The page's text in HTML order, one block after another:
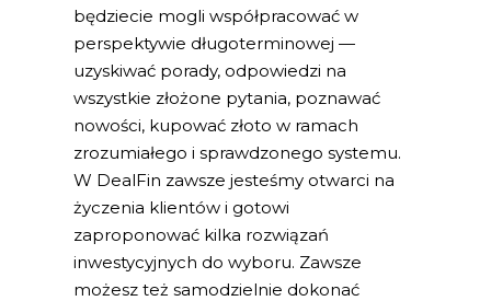
będziecie mogli współpracować w
perspektywie długoterminowej —
uzyskiwać porady, odpowiedzi na
wszystkie złożone pytania, poznawać
nowości, kupować złoto w ramach
zrozumiałego i sprawdzonego systemu.
W DealFin zawsze jesteśmy otwarci na
życzenia klientów i gotowi
zaproponować kilka rozwiązań
inwestycyjnych do wyboru. Zawsze
możesz też samodzielnie dokonać